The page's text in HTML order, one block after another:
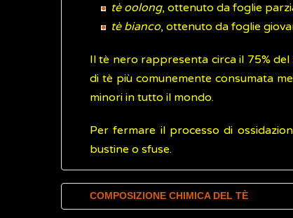
tè oolong, ottenuto da foglie
tè bianco, ottenuto da foglie
Il tè nero rappresenta circa il 75%
di tè più comunemente consumata
minori in tutto il mondo.
Per fermare il processo di
bustine o sfuse.
COMPOSIZIONE CHIMICA DEL TÈ